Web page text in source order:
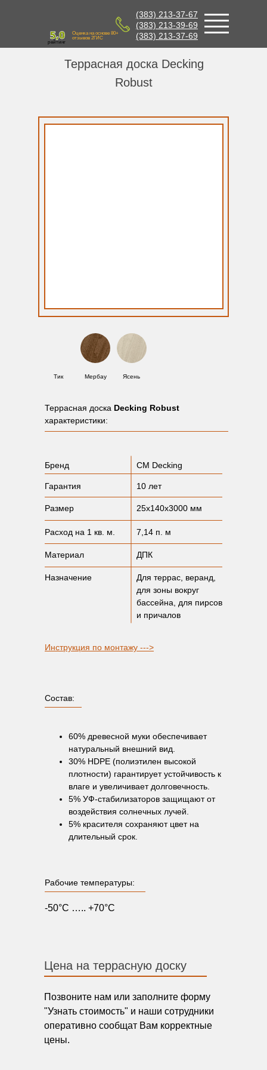
(383) 213-39-69
(383) 213-37-67
(383) 213-37-69
рейтинг
Оценка на основе 80+
отзывов 2ГИС
Террасная доска Decking
Robust
Инструкция по монтажу --->
Тик Ясень
Мербау
Террасная доска Decking Robust
характеристики:
Бренд
Гарантия
Размер
Расход на 1 кв. м.
Материал
Назначение
CM Decking
10 лет
25x140x3000 мм
7,14 п. м
ДПК
Для террас, веранд,
для зоны вокруг
бассейна, для пирсов
и причалов
Состав:
60% древесной муки обеспечивает
натуральный внешний вид.
30% HDPE (полиэтилен высокой
плотности) гарантирует устойчивость к
влаге и увеличивает долговечность.
5% УФ-стабилизаторов защищают от
воздействия солнечных лучей.
5% красителя сохраняют цвет на
длительный срок.
-50°C ….. +70°C
Рабочие температуры:
Цена на террасную доску
Позвоните нам или заполните форму
"Узнать стоимость" и наши сотрудники
оперативно сообщат Вам корректные
цены.
35/1, офис 2